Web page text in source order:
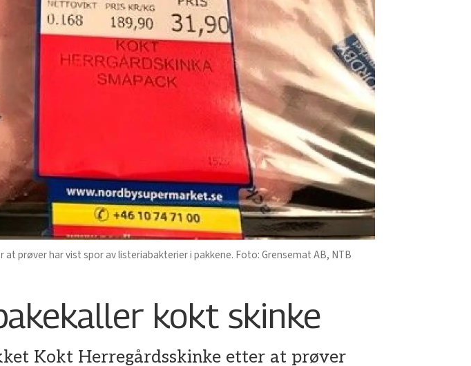
prøver har vist spor av listeriabakterier i pakkene. Foto: Grensemat AB, NTB
kokt skinke
Kokt Herregårdsskinke etter at prøver